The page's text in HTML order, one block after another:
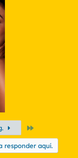
responder aquí.